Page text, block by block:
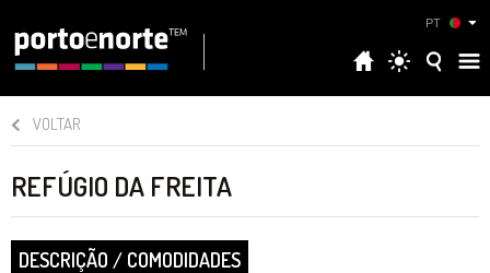
PT
VOLTAR
REFÚGIO DA FREITA
DESCRIÇÃO / COMODIDADES